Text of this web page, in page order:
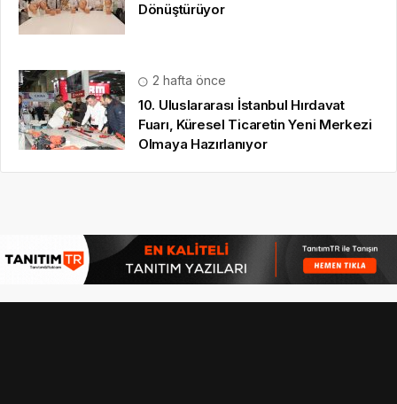
Dönüştürüyor
2 hafta önce
10. Uluslararası İstanbul Hırdavat
Fuarı, Küresel Ticaretin Yeni Merkezi
Olmaya Hazırlanıyor